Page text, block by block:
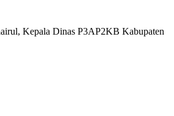
Kepala Dinas P3AP2KB Kabupaten